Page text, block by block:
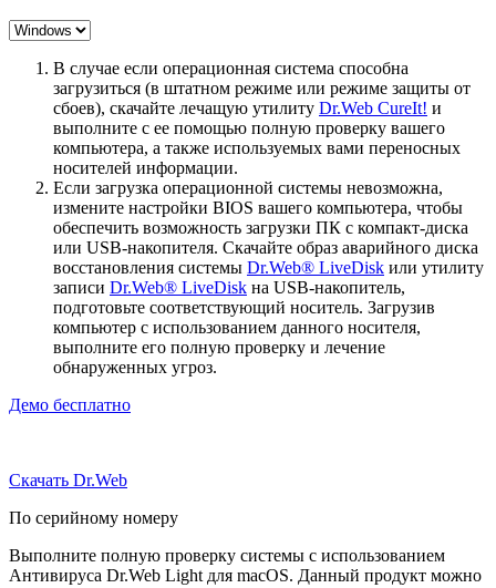
В случае если операционная система способна
загрузиться (в штатном режиме или режиме защиты от
сбоев), скачайте лечащую утилиту Dr.Web CureIt! и
выполните с ее помощью полную проверку вашего
компьютера, а также используемых вами переносных
носителей информации.
Если загрузка операционной системы невозможна,
измените настройки BIOS вашего компьютера, чтобы
обеспечить возможность загрузки ПК с компакт-диска
или USB-накопителя. Скачайте образ аварийного диска
восстановления системы Dr.Web® LiveDisk или утилиту
записи Dr.Web® LiveDisk на USB-накопитель,
подготовьте соответствующий носитель. Загрузив
компьютер с использованием данного носителя,
выполните его полную проверку и лечение
обнаруженных угроз.
Демо бесплатно
Скачать Dr.Web
По серийному номеру
Выполните полную проверку системы с использованием
Антивируса Dr.Web Light для macOS. Данный продукт можно